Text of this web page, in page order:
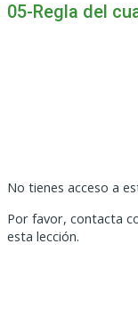
05-Regla del
No tienes acceso a
Por favor, contacta
esta lección.